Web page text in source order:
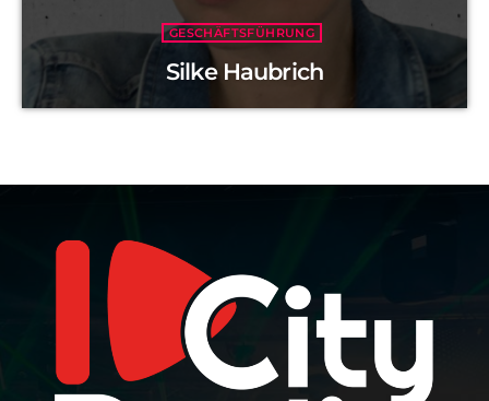
GESCHÄFTSFÜHRUNG
Silke Haubrich